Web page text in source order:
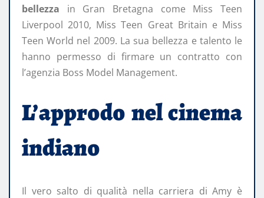
bellezza in Gran Bretagna come Miss Teen
Liverpool 2010, Miss Teen Great Britain e Miss
Teen World nel 2009. La sua bellezza e talento le
hanno permesso di firmare un contratto con
l’agenzia Boss Model Management.
L’approdo nel cinema
indiano
Il vero salto di qualità nella carriera di Amy è